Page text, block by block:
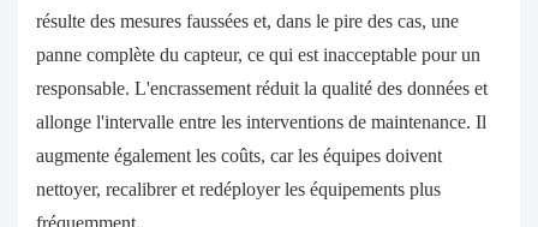
résulte des mesures faussées et, dans le pire des cas, une
panne complète du capteur, ce qui est inacceptable pour un
responsable. L'encrassement réduit la qualité des données et
allonge l'intervalle entre les interventions de maintenance. Il
augmente également les coûts, car les équipes doivent
nettoyer, recalibrer et redéployer les équipements plus